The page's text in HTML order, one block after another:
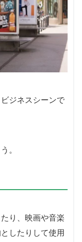
ジネスシーンで
。
り、映画や音楽
したりして使用